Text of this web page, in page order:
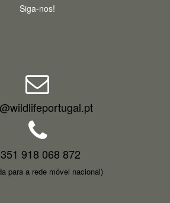
Siga-nos!
918 068 872
para a rede móvel nacional)